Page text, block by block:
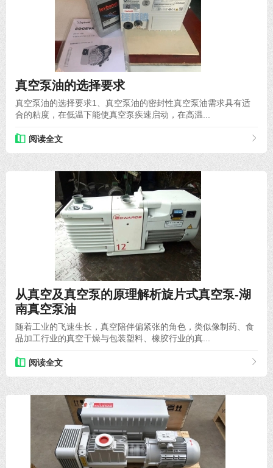
真空泵油的选择要求
真空泵油的选择要求1、真空泵油的密封性真空泵油需求具有适
合的粘度，在低温下能使真空泵疾速启动，在高温...
阅读全文
从真空及真空泵的原理解析旋片式真空泵-湖
南真空泵油
随着工业的飞速生长，真空陪伴偏紧张的角色，类似像制药、食
品加工行业的真空干燥与包装塑料、橡胶行业的真...
阅读全文